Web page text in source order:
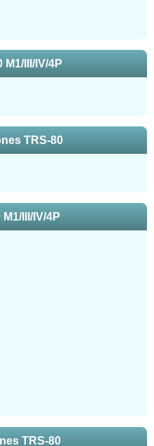
M1/III/IV/4P
TRS-80
III/IV/4P
TRS-80